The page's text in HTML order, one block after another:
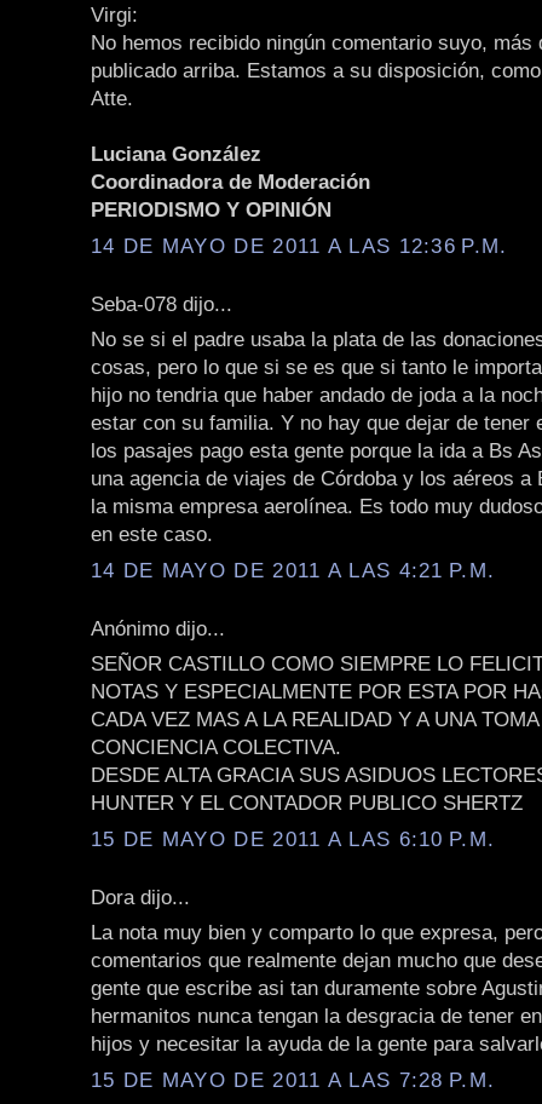
Virgi:
No hemos recibido ningún comentario suyo, más
publicado arriba. Estamos a su disposición,
Atte.
Luciana González
Coordinadora de Moderación
PERIODISMO Y OPINIÓN
14 DE MAYO DE 2011 A LAS 12:36 P.M.
Seba-078 dijo...
No se si el padre usaba la plata de las
cosas, pero lo que si se es que si tanto le
hijo no tendria que haber andado de joda a la
estar con su familia. Y no hay que dejar de tener
los pasajes pago esta gente porque la ida a Bs
una agencia de viajes de Córdoba y los aéreos a
la misma empresa aerolínea. Es todo muy
en este caso.
14 DE MAYO DE 2011 A LAS 4:21 P.M.
Anónimo dijo...
SEÑOR CASTILLO COMO SIEMPRE LO
NOTAS Y ESPECIALMENTE POR ESTA POR
CADA VEZ MAS A LA REALIDAD Y A UNA
CONCIENCIA COLECTIVA.
DESDE ALTA GRACIA SUS ASIDUOS
HUNTER Y EL CONTADOR PUBLICO SHERTZ
15 DE MAYO DE 2011 A LAS 6:10 P.M.
Dora dijo...
La nota muy bien y comparto lo que expresa,
comentarios que realmente dejan mucho que
gente que escribe asi tan duramente sobre
hermanitos nunca tengan la desgracia de tener
hijos y necesitar la ayuda de la gente para
15 DE MAYO DE 2011 A LAS 7:28 P.M.